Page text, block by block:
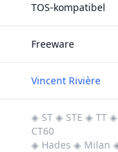
TOS-kompatibel
Freeware
Vincent Rivière
◈ ST ◈ STE ◈ TT ◈
CT60
◈ Hades ◈ Milan